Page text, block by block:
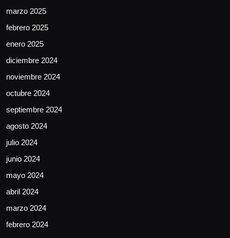
marzo 2025
febrero 2025
enero 2025
diciembre 2024
noviembre 2024
octubre 2024
septiembre 2024
agosto 2024
julio 2024
junio 2024
mayo 2024
abril 2024
marzo 2024
febrero 2024